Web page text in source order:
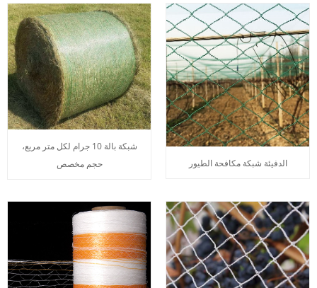
الدفيئة شبكة مكافحة الطيور
شبكة بالة 10 جرام لكل متر مربع،
حجم مخصص